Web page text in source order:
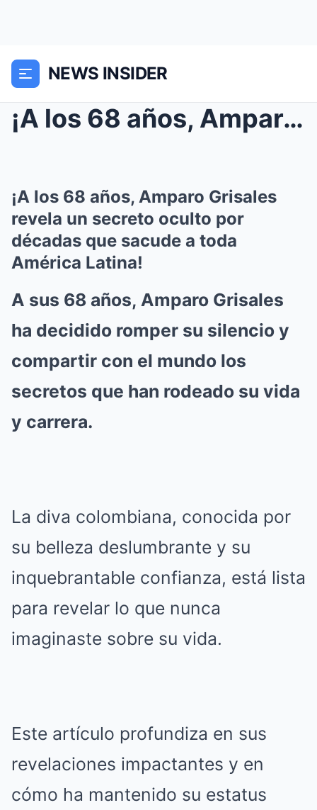
NEWS INSIDER
¡A los 68 años, Amparo Grisales revela un secreto ...
¡A los 68 años, Amparo Grisales
revela un secreto oculto por
décadas que sacude a toda
América Latina!
A sus 68 años, Amparo Grisales
ha decidido romper su silencio y
compartir con el mundo los
secretos que han rodeado su vida
y carrera.
La diva colombiana, conocida por
su belleza deslumbrante y su
inquebrantable confianza, está lista
para revelar lo que nunca
imaginaste sobre su vida.
Este artículo profundiza en sus
revelaciones impactantes y en
cómo ha mantenido su estatus